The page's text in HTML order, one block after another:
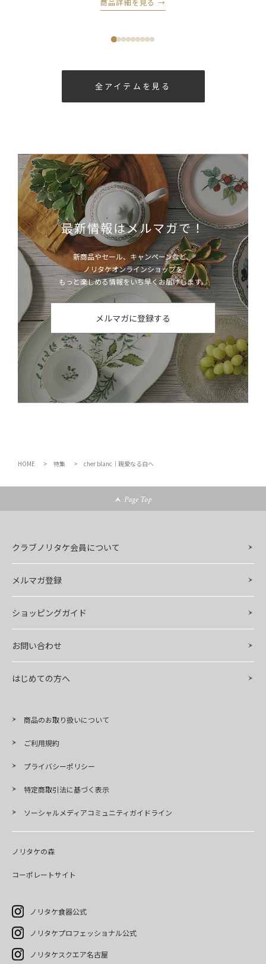
全アイテムを見る
最新情報はメルマガで！
新商品やセール、キャンペーンなど、
ノリタケオンラインショップを
もっと楽しめる情報をいち早くお届けします。
メルマガに登録する
HOME 特集 cher blanc｜親愛なる白へ
Page Top
クラブノリタケ会員について
メルマガ登録
ショッピングガイド
お問い合わせ
はじめての方へ
商品のお取り扱いについて
ご利用規約
プライバシーポリシー
特定商取引法に基づく表示
ソーシャルメディアコミュニティガイドライン
ノリタケの森
コーポレートサイト
ノリタケ食器公式
ノリタケプロフェッショナル公式
ノリタケスクエア名古屋